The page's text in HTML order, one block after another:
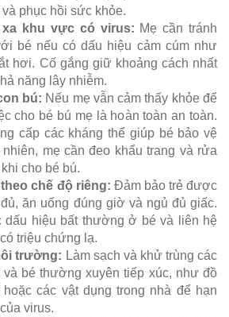
phục hồi sức khỏe.
khu vực có virus: Mẹ cần tránh
bé nếu có dấu hiệu cảm cúm như
hơi. Cố gắng giữ khoảng cách nhất
năng lây nhiễm.
bú: Nếu mẹ vẫn cảm thấy khỏe để
cho bé bú mẹ là hoàn toàn an toàn.
cấp các kháng thể giúp bé bảo vệ
mẹ cần đeo khẩu trang và rửa
cho bé bú.
chế độ riêng: Đảm bảo trẻ được
ăn uống đúng giờ và ngủ đủ giấc.
dấu hiệu bất thường ở bé và liên hệ
triệu chứng lạ.
trường: Làm sạch và khử trùng các
và bé thường xuyên tiếp xúc, như đồ
các vật dụng trong nhà để hạn
virus.